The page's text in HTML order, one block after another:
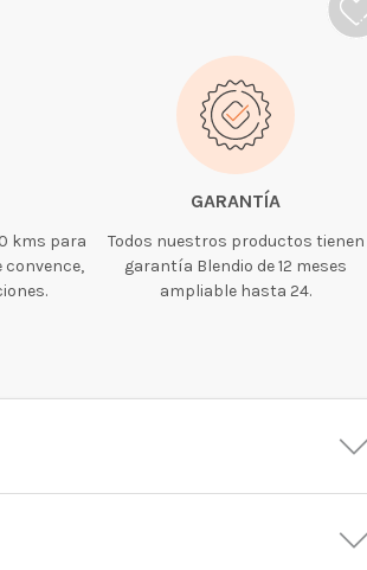
kms para
convence,
GARANTÍA
Todos nuestros productos tienen
garantía Blendio de 12 meses
ampliable hasta 24.